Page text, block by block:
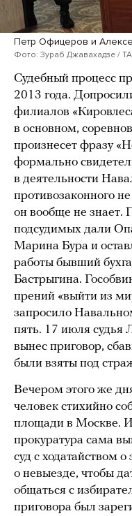
Петр Офицеров и
Фото: Зураб Джавахадзе /
Судебный процесс
2013 года.
филиалов
в основном,
произнесет фразу
формально
в деятельности
противозаконного
он вообще не знает.
подсудимых дали
Марина Бура и
работы бывший
Бастрыгина.
прений «выйти из
запросило
пять. 17 июля судья
вынес приговор,
были взяты под
Вечером этого же
человек стихийно
площади в Москве.
прокуратура сама
суд с ходатайством
о невыезде, чтобы
общаться с
приговора был